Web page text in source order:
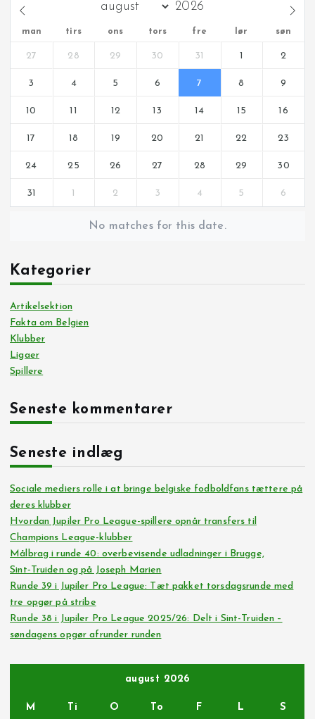
man tirs ons tors fre lør søn
27 28 29 30 31 1 2
3 4 5 6 7 8 9
10 11 12 13 14 15 16
17 18 19 20 21 22 23
24 25 26 27 28 29 30
31 1 2 3 4 5 6
No matches for this date.
Kategorier
Artikelsektion
Fakta om Belgien
Klubber
Ligaer
Spillere
Seneste kommentarer
Seneste indlæg
Sociale mediers rolle i at bringe belgiske fodboldfans tættere på
deres klubber
Hvordan Jupiler Pro League-spillere opnår transfers til
Champions League-klubber
Målbrag i runde 40: overbevisende udladninger i Brugge,
Sint‑Truiden og på Joseph Marien
Runde 39 i Jupiler Pro League: Tæt pakket torsdagsrunde med
tre opgør på stribe
Runde 38 i Jupiler Pro League 2025/26: Delt i Sint-Truiden –
søndagens opgør afrunder runden
august 2026
M Ti O To F L S